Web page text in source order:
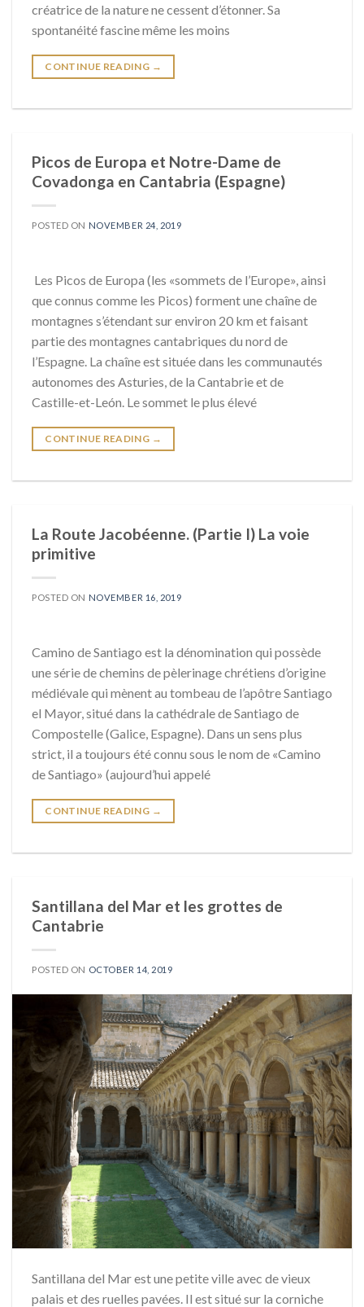
créatrice de la nature ne cessent d’étonner. Sa
spontanéité fascine même les moins
CONTINUE READING →
Picos de Europa et Notre-Dame de
Covadonga en Cantabria (Espagne)
POSTED ON NOVEMBER 24, 2019
Les Picos de Europa (les «sommets de l’Europe», ainsi
que connus comme les Picos) forment une chaîne de
montagnes s’étendant sur environ 20 km et faisant
partie des montagnes cantabriques du nord de
l’Espagne. La chaîne est située dans les communautés
autonomes des Asturies, de la Cantabrie et de
Castille-et-León. Le sommet le plus élevé
CONTINUE READING →
La Route Jacobéenne. (Partie I) La voie
primitive
POSTED ON NOVEMBER 16, 2019
Camino de Santiago est la dénomination qui possède
une série de chemins de pèlerinage chrétiens d’origine
médiévale qui mènent au tombeau de l’apôtre Santiago
el Mayor, situé dans la cathédrale de Santiago de
Compostelle (Galice, Espagne). Dans un sens plus
strict, il a toujours été connu sous le nom de «Camino
de Santiago» (aujourd’hui appelé
CONTINUE READING →
Santillana del Mar et les grottes de
Cantabrie
POSTED ON OCTOBER 14, 2019
Santillana del Mar est une petite ville avec de vieux
palais et des ruelles pavées. Il est situé sur la corniche